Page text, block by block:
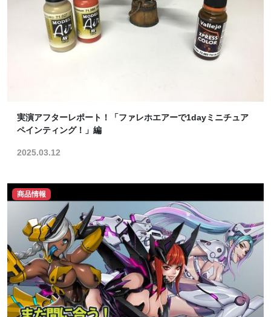
実演アフターレポート！「ファレホエアーで1dayミニチュア
ペインティング！」編
2025.03.12
商品情報